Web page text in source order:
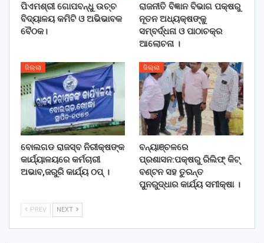
ପିଏମଶ୍ରୀ ଗୋପବନ୍ଧୁ ଉଚ୍ଚ
ବିଦ୍ୟାଳୟ କମିଟି ଓ ଅଭିଭାବକ
ବୈଠକ।
ରାଜନୀତି ବିଜ୍ଞାନ ବିଭାଗ ପକ୍ଷରୁ
ନୂତନ ଅଧ୍ୟକ୍ଷଙ୍କୁ
ସମ୍ବର୍ଦ୍ଧନା ଓ ପାଠାଚକ୍ର
ଆଲୋଚନା ।
ଜିଲ୍ଲା
ବୋଲଗଡ ରାଜସ୍ବ ନିରୀକ୍ଷଙ୍କ
କାର୍ଯ୍ୟାଳୟରେ କର୍ମଚାରୀ
ଅଭାବ,ଜରୁରି କାର୍ଯ୍ୟ ଠପ୍ ।
ଜିଲ୍ଲା
ବନ୍ୟାଞ୍ଚଳରେ
ପ୍ରଶାସନ:ପକ୍ଷରୁ ରିଲିଫ୍ କିଟ୍
ବଣ୍ଟନ ସହ ତୁରନ୍ତ
ପୁନରୁଦ୍ଧାର କାର୍ଯ୍ୟ ସମୀକ୍ଷା ।
PREV NEXT